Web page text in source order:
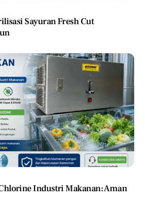
Sayuran Fresh Cut
Industri Makanan: Aman